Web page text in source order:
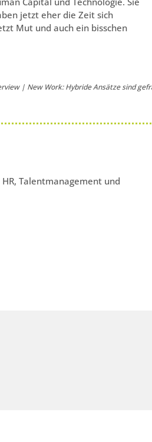
jetzt eher die Zeit sich
Mut und auch ein bisschen
| New Work: Hybride Ansätze sind
Talentmanagement und